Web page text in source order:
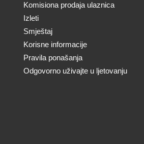
Komisiona prodaja ulaznica
Izleti
Smještaj
Korisne informacije
Pravila ponašanja
Odgovorno uživajte u ljetovanju